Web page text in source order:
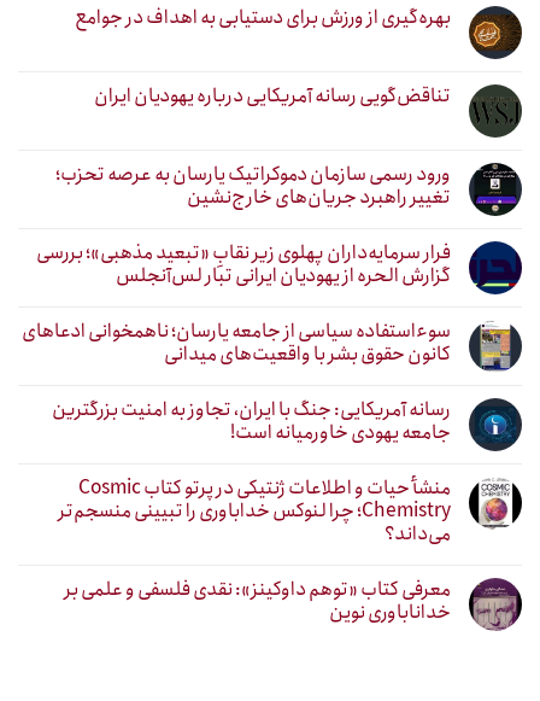
بهره‌گیری از ورزش برای دستیابی به اهداف در جوامع
تناقض‌گویی رسانه آمریکایی درباره یهودیان ایران
ورود رسمی سازمان دموکراتیک یارسان به عرصه تحزب؛
تغییر راهبرد جریان‌های خارج‌نشین
فرار سرمایه‌داران پهلوی زیر نقابِ «تبعید مذهبی»؛ بررسی
گزارش الحره از یهودیان ایرانی تبار لس‌آنجلس
سوءاستفاده سیاسی از جامعه یارسان؛ ناهمخوانی ادعاهای
کانون حقوق بشر با واقعیت‌های میدانی
رسانه آمریکایی: جنگ با ایران، تجاوز به امنیت بزرگترین
جامعه یهودی خاورمیانه است!
منشأ حیات و اطلاعات ژنتیکی در پرتو کتاب Cosmic
Chemistry؛ چرا لنوکس خداباوری را تبیینی منسجم‌تر
می‌داند؟
معرفی کتاب «توهم داوکینز»: نقدی فلسفی و علمی بر
خداناباوری نوین